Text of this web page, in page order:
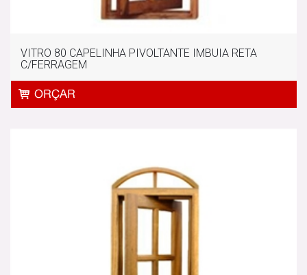
VITRO 80 CAPELINHA PIVOLTANTE IMBUIA RETA
C/FERRAGEM